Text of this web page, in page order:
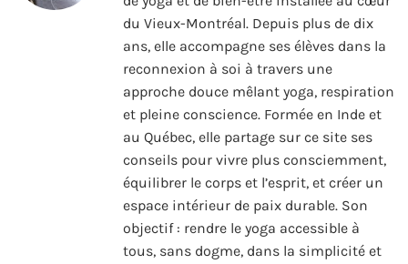
du Vieux-Montréal. Depuis plus de dix
ans, elle accompagne ses élèves dans la
reconnexion à soi à travers une
approche douce mêlant yoga, respiration
et pleine conscience. Formée en Inde et
au Québec, elle partage sur ce site ses
conseils pour vivre plus consciemment,
équilibrer le corps et l’esprit, et créer un
espace intérieur de paix durable. Son
objectif : rendre le yoga accessible à
tous, sans dogme, dans la simplicité et